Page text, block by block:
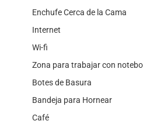
Enchufe Cerca de la Cama
Internet
Wi-fi
Zona para trabajar con
Botes de Basura
Bandeja para Hornear
Café